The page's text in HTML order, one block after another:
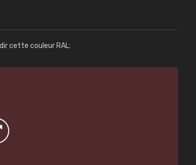
cette couleur RAL: